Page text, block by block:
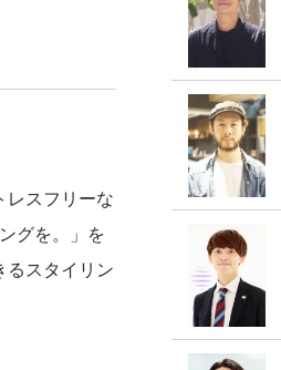
レスフリーな
グを。」を
るスタイリン